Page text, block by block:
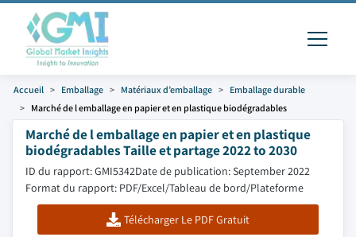
Accueil Emballage Matériaux d’emballage
Emballage durable
Marché de l emballage en papier et en plastique biodégradables
Marché de l emballage en papier et en plastique
biodégradables Taille et partage 2022 to 2030
ID du rapport: GMI5342Date de publication: September 2022
Format du rapport: PDF/Excel/Tableau de bord/Plateforme
Télécharger Le PDF Gratuit